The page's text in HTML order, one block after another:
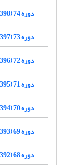
دوره 74 (1398)
دوره 73 (1397)
دوره 72 (1396)
دوره 71 (1395)
دوره 70 (1394)
دوره 69 (1393)
دوره 68 (1392)